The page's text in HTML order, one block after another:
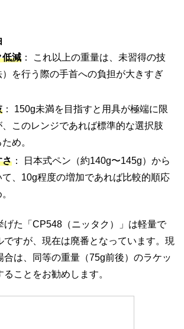
低減 ： これ以上の重量は、未習得の技
を行う際の手首への負担が大きすぎ
： 150g未満を目指すと用具が極端に限
このレンジであれば標準的な選択肢
め。
さ ： 日本式ペン（約140g〜145g）から
、10g程度の増加であれば比較的順応
げた「CP548（ニッタク）」は軽量で
ですが、現在は廃番となっています。現
合は、同等の重量（75g前後）のラケッ
ることをお勧めします。